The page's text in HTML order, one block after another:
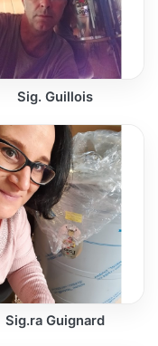
Sig. Guillois
Sig.ra Guignard